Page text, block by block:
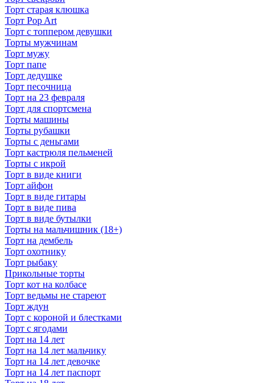
Торт старая клюшка
Торт Pop Art
Торт с топпером девушки
Торты мужчинам
Торт мужу
Торт папе
Торт дедушке
Торт песочница
Торт на 23 февраля
Торт для спортсмена
Торты машины
Торты рубашки
Торты с деньгами
Торт кастрюля пельменей
Торты с икрой
Торт в виде книги
Торт айфон
Торт в виде гитары
Торт в виде пива
Торт в виде бутылки
Торты на мальчишник (18+)
Торт на дембель
Торт охотнику
Торт рыбаку
Прикольные торты
Торт кот на колбасе
Торт ведьмы не стареют
Торт ждун
Торт с короной и блестками
Торт с ягодами
Торт на 14 лет
Торт на 14 лет мальчику
Торт на 14 лет девочке
Торт на 14 лет паспорт